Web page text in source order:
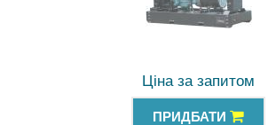
Ціна за запитом
ПРИДБАТИ